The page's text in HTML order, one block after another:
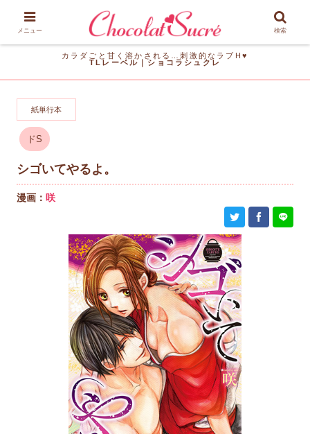
カラダごと甘く溶かされる…刺激的なラブH♥
TLレーベル｜ショコラシュクレ
紙単行本
ドS
シゴいてやるよ。
漫画： 咲
メニュー 検索